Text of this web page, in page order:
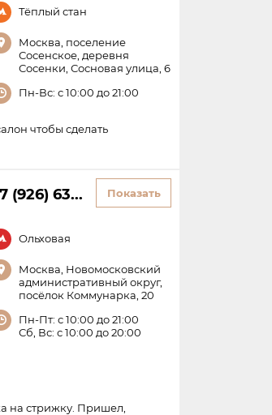
Тёплый стан
Москва, поселение
Сосенское, деревня
Сосенки, Сосновая улица, 6
Пн-Вс: с 10:00 до 21:00
чтобы сделать
(926) 63... Показать
Ольховая
Москва, Новомосковский
административный округ,
посёлок Коммунарка, 20
Пн-Пт: с 10:00 до 21:00
Сб, Вс: с 10:00 до 20:00
на стрижку. Пришел,